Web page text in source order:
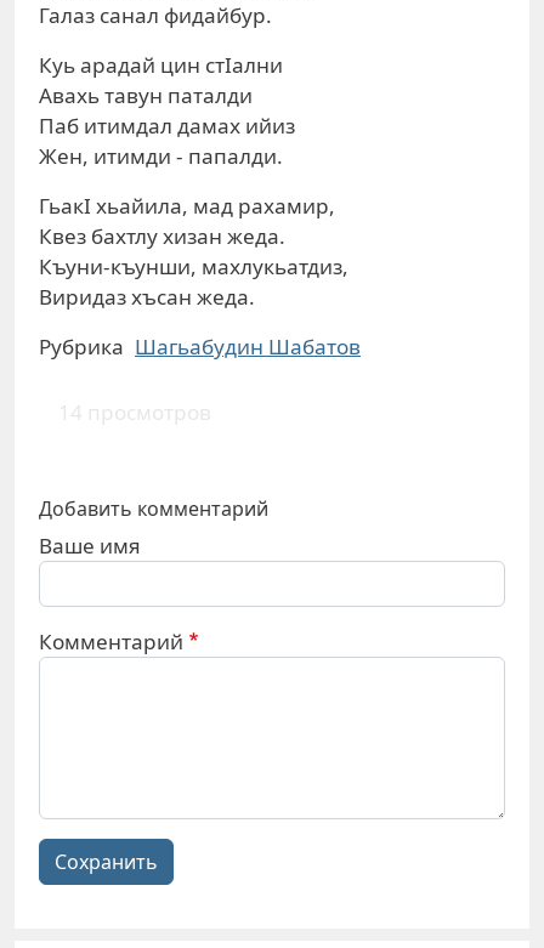
Галаз санал фидайбур.
Куь арадай цин стIални
Авахь тавун паталди
Паб итимдал дамах ийиз
Жен, итимди - папалди.
ГьакI хьайила, мад рахамир,
Квез бахтлу хизан жеда.
Къуни-къунши, махлукьатдиз,
Виридаз хъсан жеда.
Рубрика Шагьабудин Шабатов
14 просмотров
Добавить комментарий
Ваше имя
Комментарий
Сохранить